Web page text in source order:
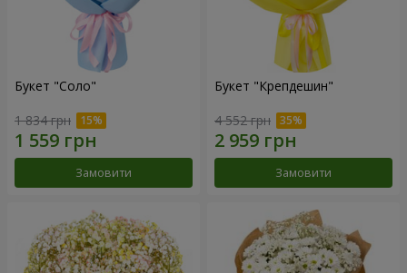
Букет "Соло"
1 834 грн
Замовити
Букет "Крепдешин"
4 552 грн
Замовити